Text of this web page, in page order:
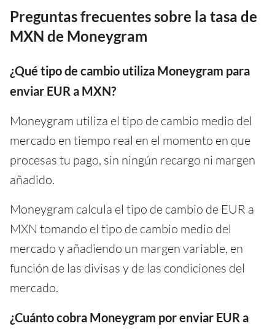
Preguntas frecuentes sobre la tasa de
MXN de Moneygram
¿Qué tipo de cambio utiliza Moneygram para
enviar EUR a MXN?
Moneygram utiliza el tipo de cambio medio del
mercado en tiempo real en el momento en que
procesas tu pago, sin ningún recargo ni margen
añadido.
Moneygram calcula el tipo de cambio de EUR a
MXN tomando el tipo de cambio medio del
mercado y añadiendo un margen variable, en
función de las divisas y de las condiciones del
mercado.
¿Cuánto cobra Moneygram por enviar EUR a